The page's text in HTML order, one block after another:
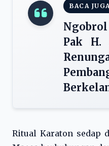
BACA
Pak H.
Ritual Karaton sedap